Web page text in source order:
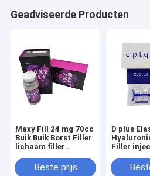
Geadviseerde Producten
Maxy Fill 24 mg 70cc
Buik Buik Borst Filler
lichaam filler
Beste prijs
D plus
Filler